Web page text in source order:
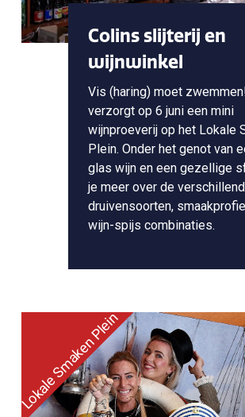
Colins slijterij en
wijnwinkel
Vis (haring) moet
verzorgt op 6 juni een mini
wijnproeverij op het Lokale
Plein. Onder het genot van
glas wijn en een gezellige
je meer over de
druivensoorten,
wijn-spijs combinaties.
Lokale Smaken Plein